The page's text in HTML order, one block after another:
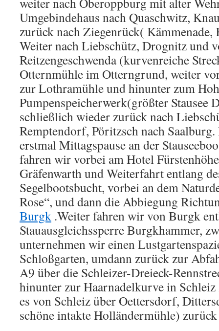
Umgebindehaus nach Quaschwitz,
zurück nach Ziegenrück(
Weiter nach Liebschütz, Drognitz und
Reitzengeschwenda (kurvenreiche
Otternmühle im Otterngrund, weiter
zur Lothramühle und hinunter zum
Pumpenspeicherwerk(größter Stausee
schließlich wieder zurück nach
Remptendorf, Pöritzsch nach
erstmal Mittagspause an der
fahren wir vorbei am Hotel
Gräfenwarth und Weiterfahrt entlang
Segelbootsbucht, vorbei an dem
Rose“, und dann die Abbiegung
Burgk .Weiter fahren wir von Burgk
Stauausgleichssperre Burgkhammer,
unternehmen wir einen
Schloßgarten, umdann zurück zur
A9 über die Schleizer-Dreieck-
hinunter zur Haarnadelkurve in
es von Schleiz über Oettersdorf,
schöne intakte Holländermühle)